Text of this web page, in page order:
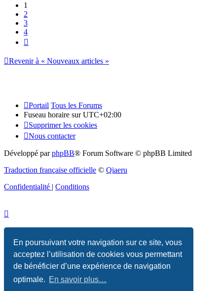
En poursuivant votre navigation sur ce site, vous
acceptez l’utilisation de cookies vous permettant
de bénéficier d’une expérience de navigation
optimale. En savoir plus…
1
2
3
4
Revenir à « Nouveaux articles »
Portail Tous les Forums
Fuseau horaire surUTC+02:00
Supprimer les cookies
Nous contacter
Développé parphpBB® Forum Software © phpBB Limited
Traduction française officielle © Qiaeru
Confidentialité | Conditions